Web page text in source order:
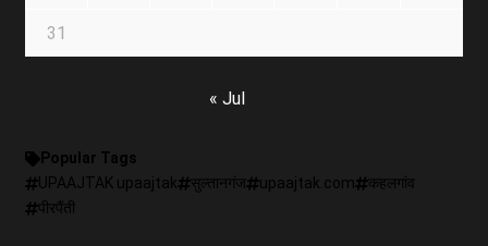
31
« Jul
Popular Tags
UPAAJTAK upaajtak
सुल्तानगंज upaajtak.com
कहलगांव
पीरपैंती